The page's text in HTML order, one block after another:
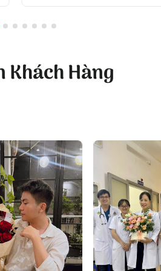
cưới mảnh mai kết hợp với váy cưới
“Marry Me” với các loại hoa mềm mại
để nhận ưu đãi độc quyền!
Khách Hàng